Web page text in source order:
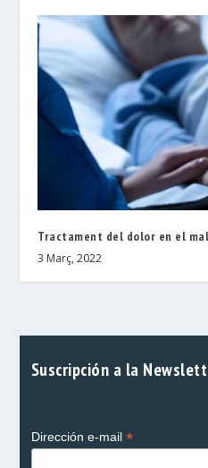
Tractament del dolor en el
3 Març, 2022
Suscripción a la
Dirección e-mail *